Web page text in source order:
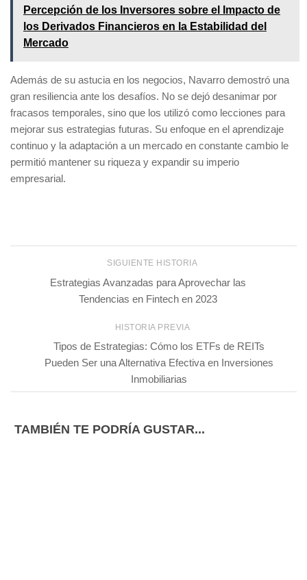
Percepción de los Inversores sobre el Impacto de
los Derivados Financieros en la Estabilidad del
Mercado
Además de su astucia en los negocios, Navarro demostró una
gran resiliencia ante los desafíos. No se dejó desanimar por
fracasos temporales, sino que los utilizó como lecciones para
mejorar sus estrategias futuras. Su enfoque en el aprendizaje
continuo y la adaptación a un mercado en constante cambio le
permitió mantener su riqueza y expandir su imperio
empresarial.
SIGUIENTE HISTORIA
Estrategias Avanzadas para Aprovechar las
Tendencias en Fintech en 2023
HISTORIA PREVIA
Tipos de Estrategias: Cómo los ETFs de REITs
Pueden Ser una Alternativa Efectiva en Inversiones
Inmobiliarias
TAMBIÉN TE PODRÍA GUSTAR...